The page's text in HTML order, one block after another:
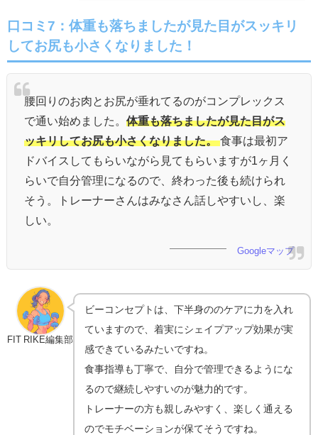
口コミ7： 体重も落ちましたが見た目がスッキリ
してお尻も小さくなりました！
腰回りのお肉とお尻が垂れてるのがコンプレックス
で通い始めました。 体重も落ちましたが見た目がス
ッキリしてお尻も小さくなりました。 食事は最初ア
ドバイスしてもらいながら見てもらいますが1ヶ月く
らいで自分管理になるので、終わった後も続けられ
そう。トレーナーさんはみなさん話しやすいし、楽
しい。
Googleマップ
FIT RIKE編集部
ビーコンセプトは、下半身ののケアに力を入れ
ていますので、着実にシェイプアップ効果が実
感できているみたいですね。
食事指導も丁寧で、自分で管理できるようにな
るので継続しやすいのが魅力的です。
トレーナーの方も親しみやすく、楽しく通える
のでモチベーションが保てそうですね。